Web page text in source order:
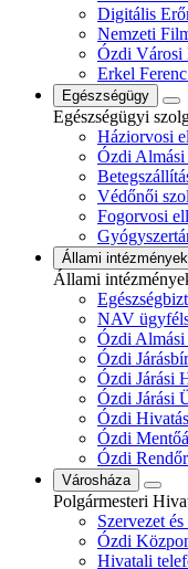
Digitális
Nemzeti
Ózdi Városi
Erkel
Egészségügy
Egészségügyi
Háziorvosi
Ózdi
Védőnői
Fogorvosi
Állami intézmények
Állami
NAV
Ózdi
Ózdi
Ózdi Járási
Ózdi Járási
Ózdi
Ózdi
Ózdi
Városháza
Polgármesteri
Szervezet
Ózdi
Hivatali